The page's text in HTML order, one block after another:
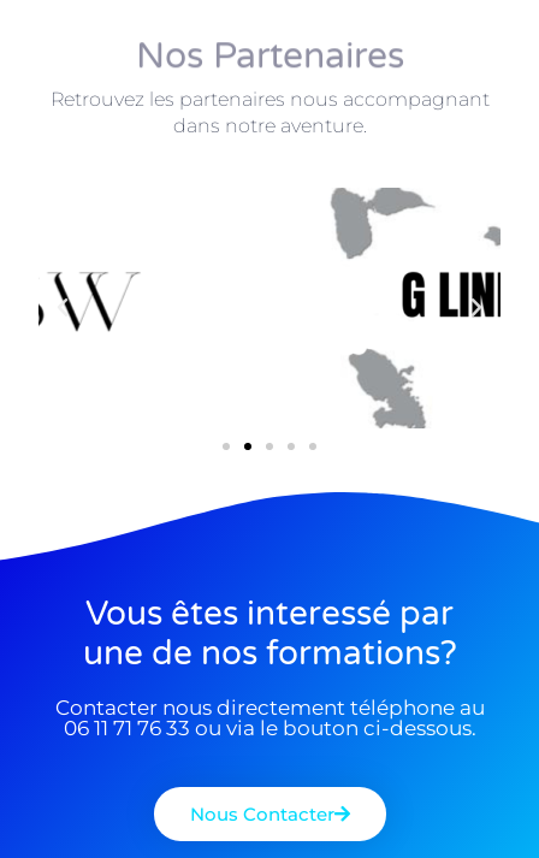
Nos Partenaires
Retrouvez les partenaires nous accompagnant
dans notre aventure.
Vous êtes interessé par
une de nos formations?
Contacter nous directement téléphone au
06 11 71 76 33 ou via le bouton ci-dessous.
Nous Contacter